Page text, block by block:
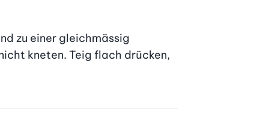
zu einer gleichmässig
kneten. Teig flach drücken,